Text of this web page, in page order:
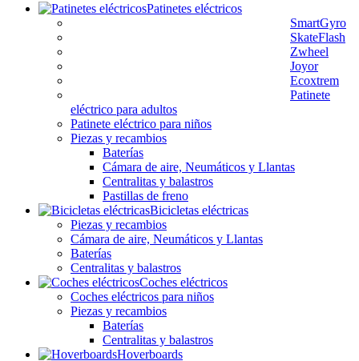
Patinetes eléctricos
SmartGyro
SkateFlash
Zwheel
Joyor
Ecoxtrem
Patinete
eléctrico para adultos
Patinete eléctrico para niños
Piezas y recambios
Baterías
Cámara de aire, Neumáticos y Llantas
Centralitas y balastros
Pastillas de freno
Bicicletas eléctricas
Piezas y recambios
Cámara de aire, Neumáticos y Llantas
Baterías
Centralitas y balastros
Coches eléctricos
Coches eléctricos para niños
Piezas y recambios
Baterías
Centralitas y balastros
Hoverboards